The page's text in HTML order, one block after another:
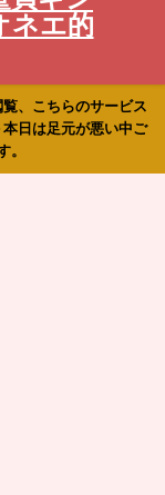
ネエ的
、こちらのサービス
日は足元が悪い中ご
。